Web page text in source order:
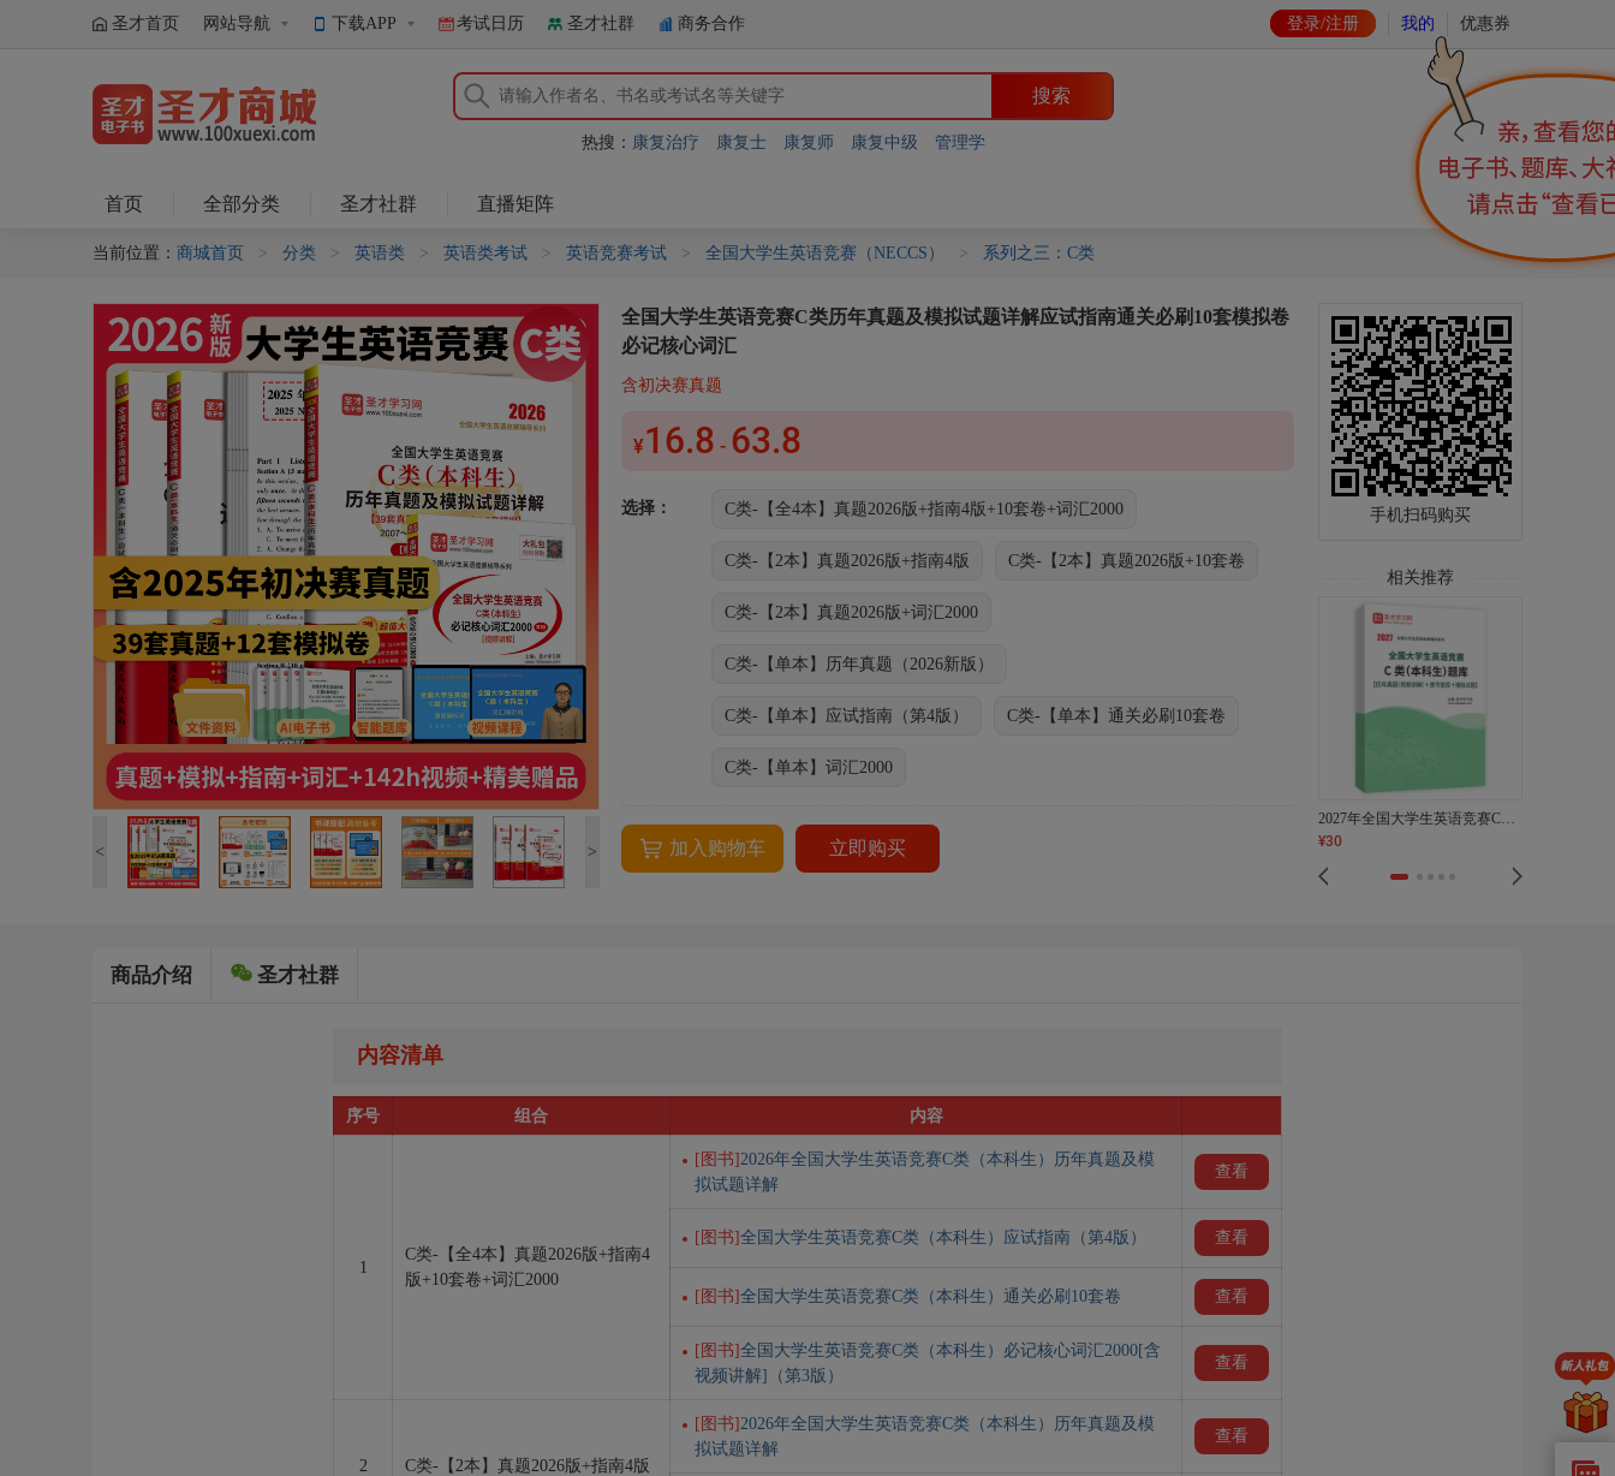
圣才首页 网站导航 下载APP 考试日历 圣才社群 商务合作 登录/注册 我的 优惠券
热搜： 康复治疗 康复士 康复师 康复中级 管理学
首页 全部分类 圣才社群 直播矩阵
当前位置： 商城首页 > 分类 > 英语类 > 英语类考试 > 英语竞赛考试 > 全国大学生英语竞赛（NECCS） > 系列之三：C类
全国大学生英语竞赛C类历年真题及模拟试题详解应试指南通关必刷10套模拟卷
必记核心词汇
含初决赛真题
¥16.8 - 63.8
选择： C类-【全4本】真题2026版+指南4版+10套卷+词汇2000
C类-【2本】真题2026版+指南4版 C类-【2本】真题2026版+10套卷
C类-【2本】真题2026版+词汇2000
C类-【单本】历年真题（2026新版）
C类-【单本】应试指南（第4版） C类-【单本】通关必刷10套卷
C类-【单本】词汇2000
加入购物车 立即购买
手机扫码购买
相关推荐
2027年全国大学生英语竞赛C类（本科生）题库【历年真题（视频讲解）＋章节题库＋模拟试题】AI讲解
¥30
< >
商品介绍 圣才社群
内容清单
序号 组合 内容
1
C类-【全4本】真题2026版+指南4
版+10套卷+词汇2000
[图书]2026年全国大学生英语竞赛C类（本科生）历年真题及模
拟试题详解
查看
[图书]全国大学生英语竞赛C类（本科生）应试指南（第4版） 查看
[图书]全国大学生英语竞赛C类（本科生）通关必刷10套卷 查看
[图书]全国大学生英语竞赛C类（本科生）必记核心词汇2000[含
视频讲解]（第3版）
查看
2 C类-【2本】真题2026版+指南4版
[图书]2026年全国大学生英语竞赛C类（本科生）历年真题及模
拟试题详解
查看